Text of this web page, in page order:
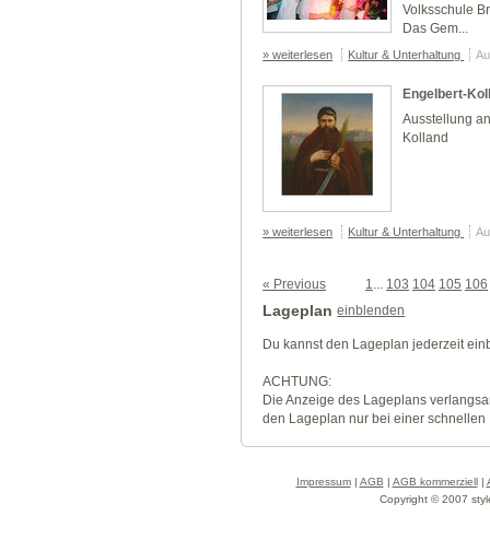
Volksschule
Das Gem...
» weiterlesen Kultur & Unterhaltung
Engelbert-
Ausstellung
Kolland
» weiterlesen Kultur & Unterhaltung
« Previous 1... 103 104 105 106
Lageplan einblenden
Du kannst den Lageplan jederzeit
ACHTUNG:
Die Anzeige des Lageplans
den Lageplan nur bei einer
Impressum| AGB AGB kommerziell
Copyright © 2007